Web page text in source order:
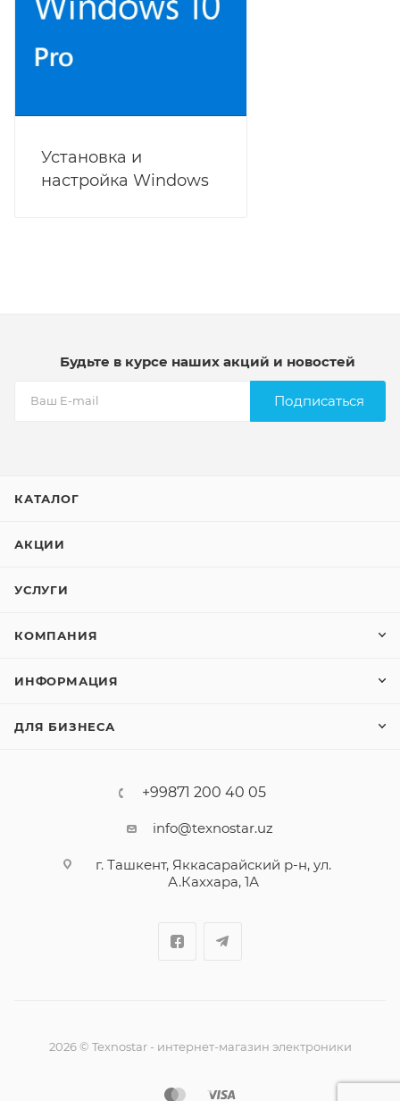
Установка и
настройка Windows
Будьте в курсе наших акций и новостей
Подписаться
КАТАЛОГ
АКЦИИ
УСЛУГИ
КОМПАНИЯ
ИНФОРМАЦИЯ
ДЛЯ БИЗНЕСА
+99871 200 40 05
info@texnostar.uz
г. Ташкент, Яккасарайский р-н, ул.
А.Каххара, 1А
2026© Texnostar - интернет-магазин электроники